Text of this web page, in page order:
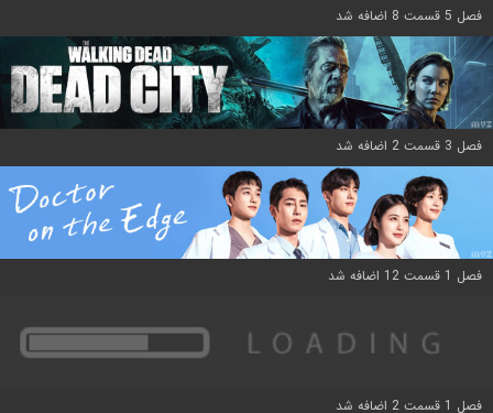
فصل 5 قسمت 8 اضافه شد
فصل 3 قسمت 2 اضافه شد
فصل 1 قسمت 12 اضافه شد
فصل 1 قسمت 2 اضافه شد